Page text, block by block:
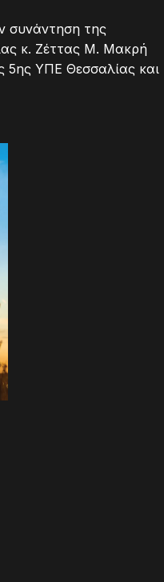
συνάντηση της
κ. Ζέττας Μ. Μακρή
5ης ΥΠΕ Θεσσαλίας και